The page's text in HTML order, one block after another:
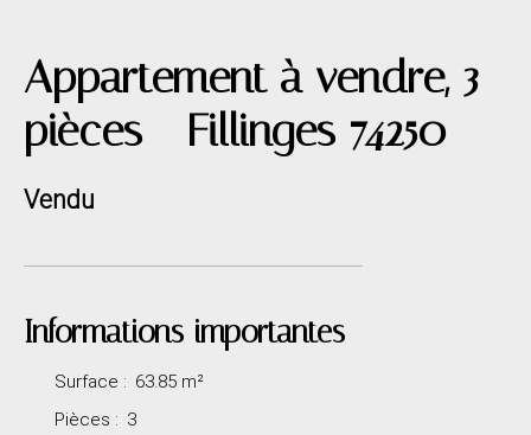
Appartement à vendre, 3
pièces - Fillinges 74250
Vendu
Informations importantes
Surface : 63.85 m²
Pièces : 3